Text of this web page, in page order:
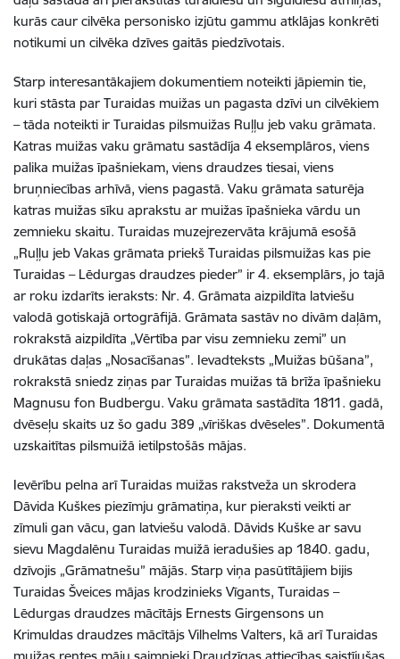
kurās caur cilvēka personisko izjūtu gammu atklājas konkrēti
notikumi un cilvēka dzīves gaitās piedzīvotais.
Starp interesantākajiem dokumentiem noteikti jāpiemin tie,
kuri stāsta par Turaidas muižas un pagasta dzīvi un cilvēkiem
– tāda noteikti ir Turaidas pilsmuižas Ruļļu jeb vaku grāmata.
Katras muižas vaku grāmatu sastādīja 4 eksemplāros, viens
palika muižas īpašniekam, viens draudzes tiesai, viens
bruņniecības arhīvā, viens pagastā. Vaku grāmata saturēja
katras muižas sīku aprakstu ar muižas īpašnieka vārdu un
zemnieku skaitu. Turaidas muzejrezervāta krājumā esošā
„Ruļļu jeb Vakas grāmata priekš Turaidas pilsmuižas kas pie
Turaidas – Lēdurgas draudzes pieder” ir 4. eksemplārs, jo tajā
ar roku izdarīts ieraksts: Nr. 4. Grāmata aizpildīta latviešu
valodā gotiskajā ortogrāfijā. Grāmata sastāv no divām daļām,
rokrakstā aizpildīta „Vērtība par visu zemnieku zemi” un
drukātas daļas „Nosacīšanas”. Ievadteksts „Muižas būšana”,
rokrakstā sniedz ziņas par Turaidas muižas tā brīža īpašnieku
Magnusu fon Budbergu. Vaku grāmata sastādīta 1811. gadā,
dvēseļu skaits uz šo gadu 389 „vīriškas dvēseles”. Dokumentā
uzskaitītas pilsmuižā ietilpstošās mājas.
Ievērību pelna arī Turaidas muižas rakstveža un skrodera
Dāvida Kuškes piezīmju grāmatiņa, kur pieraksti veikti ar
zīmuli gan vācu, gan latviešu valodā. Dāvids Kuške ar savu
sievu Magdalēnu Turaidas muižā ieradušies ap 1840. gadu,
dzīvojis „Grāmatnešu” mājās. Starp viņa pasūtītājiem bijis
Turaidas Šveices mājas krodzinieks Vīgants, Turaidas –
Lēdurgas draudzes mācītājs Ernests Girgensons un
Krimuldas draudzes mācītājs Vilhelms Valters, kā arī Turaidas